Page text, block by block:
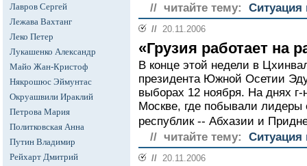
Лавров Сергей
Лежава Вахтанг
Леко Петер
Лукашенко Александр
Майо Жан-Кристоф
Някрошюс Эймунтас
Окруашвили Ираклий
Петрова Мария
Политковская Анна
Путин Владимир
Рейхарт Дмитрий
// читайте тему: Ситуация
// 20.11.2006
«Грузия работает на
В конце этой недели в
президента Южной Осетии
выборах 12 ноября. На днях
Москве, где побывали
республик -- Абхазии и
// читайте тему:
Ситуация
// 20.11.2006